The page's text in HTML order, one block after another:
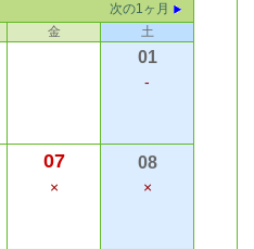
次の1ヶ月
金 土
01
-
07
×
08
×